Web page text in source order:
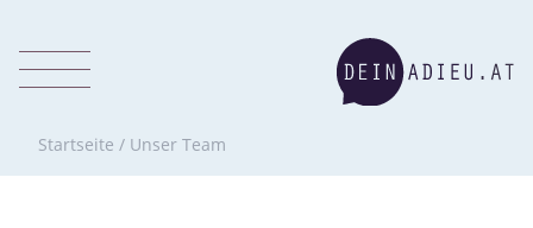
Startseite / Unser Team